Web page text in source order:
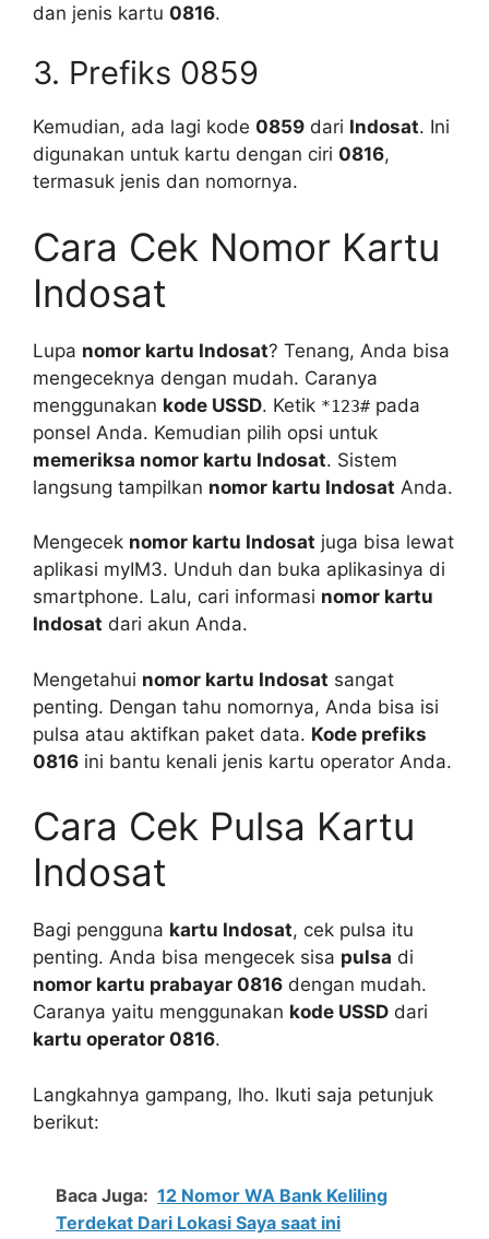
dan jenis kartu 0816.
3. Prefiks 0859
Kemudian, ada lagi kode 0859 dari Indosat. Ini
digunakan untuk kartu dengan ciri 0816,
termasuk jenis dan nomornya.
Cara Cek Nomor Kartu
Indosat
Lupa nomor kartu Indosat? Tenang, Anda bisa
mengeceknya dengan mudah. Caranya
menggunakan kode USSD. Ketik *123# pada
ponsel Anda. Kemudian pilih opsi untuk
memeriksa nomor kartu Indosat. Sistem
langsung tampilkan nomor kartu Indosat Anda.
Mengecek nomor kartu Indosat juga bisa lewat
aplikasi myIM3. Unduh dan buka aplikasinya di
smartphone. Lalu, cari informasi nomor kartu
Indosat dari akun Anda.
Mengetahui nomor kartu Indosat sangat
penting. Dengan tahu nomornya, Anda bisa isi
pulsa atau aktifkan paket data. Kode prefiks
0816 ini bantu kenali jenis kartu operator Anda.
Cara Cek Pulsa Kartu
Indosat
Bagi pengguna kartu Indosat, cek pulsa itu
penting. Anda bisa mengecek sisa pulsa di
nomor kartu prabayar 0816 dengan mudah.
Caranya yaitu menggunakan kode USSD dari
kartu operator 0816.
Langkahnya gampang, lho. Ikuti saja petunjuk
berikut:
Baca Juga: 12 Nomor WA Bank Keliling
Terdekat Dari Lokasi Saya saat ini